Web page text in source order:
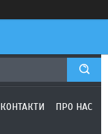
КОНТАКТИ ПРО НАС